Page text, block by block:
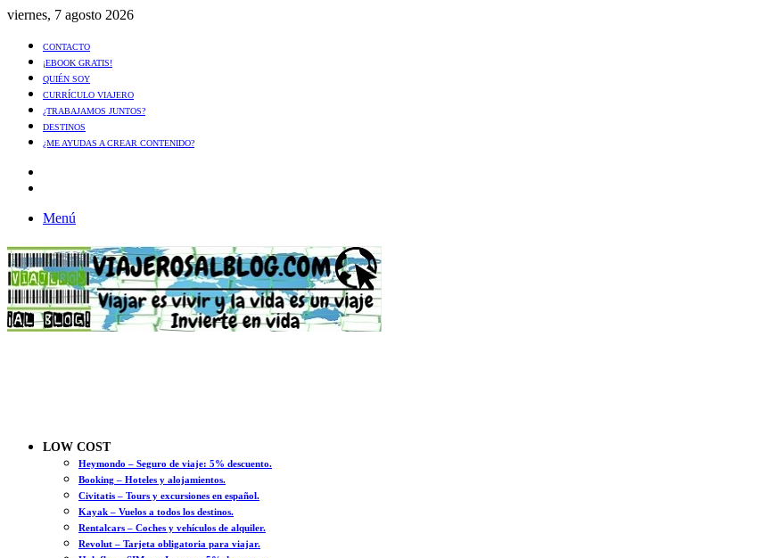
viernes, 7 agosto 2026
CONTACTO
¡EBOOK GRATIS!
QUIÉN SOY
CURRÍCULO VIAJERO
¿TRABAJAMOS JUNTOS?
DESTINOS
¿ME AYUDAS A CREAR CONTENIDO?
Menú
LOW COST
Heymondo – Seguro de viaje: 5% descuento.
Booking – Hoteles y alojamientos.
Civitatis – Tours y excursiones en español.
Kayak – Vuelos a todos los destinos.
Rentalcars – Coches y vehículos de alquiler.
Revolut – Tarjeta obligatoria para viajar.